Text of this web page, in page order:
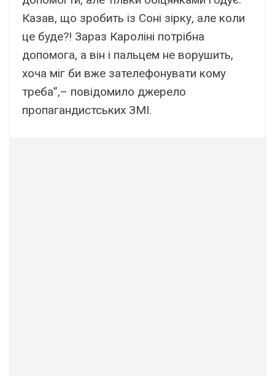
Казав, що зробить із Соні зірку, але коли
це буде?! Зараз Кароліні потрібна
допомога, а він і пальцем не ворушить,
хоча міг би вже зателефонувати кому
треба”,– повідомило джерело
пропагандистських ЗМІ.